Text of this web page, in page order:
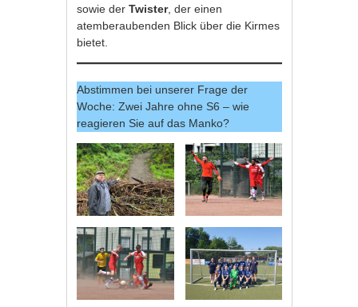
sowie derTwister, der einen
atemberaubenden Blick über die Kirmes
bietet.
Abstimmen bei unserer Frage der
Woche: Zwei Jahre ohne S6 – wie
reagieren Sie auf das Manko?